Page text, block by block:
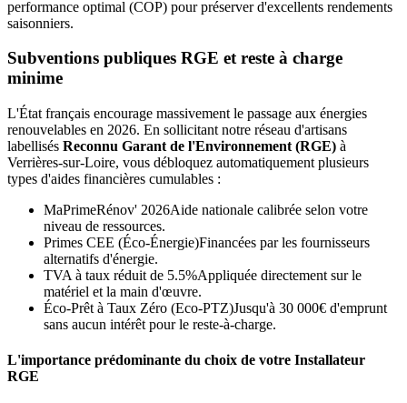
performance optimal (COP) pour préserver d'excellents rendements
saisonniers.
Subventions publiques RGE et reste à charge
minime
L'État français encourage massivement le passage aux énergies
renouvelables en 2026. En sollicitant notre réseau d'artisans
labellisés Reconnu Garant de l'Environnement (RGE) à
Verrières-sur-Loire, vous débloquez automatiquement plusieurs
types d'aides financières cumulables :
MaPrimeRénov' 2026Aide nationale calibrée selon votre
niveau de ressources.
Primes CEE (Éco-Énergie)Financées par les fournisseurs
alternatifs d'énergie.
TVA à taux réduit de 5.5%Appliquée directement sur le
matériel et la main d'œuvre.
Éco-Prêt à Taux Zéro (Eco-PTZ)Jusqu'à 30 000€ d'emprunt
sans aucun intérêt pour le reste-à-charge.
L'importance prédominante du choix de votre Installateur
RGE